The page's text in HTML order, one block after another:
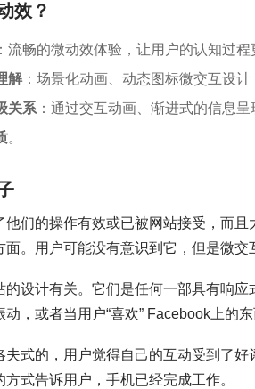
效？
：流畅的微动效体验，让用户的认知过
解：场景化动画、动态图标微交互设计
关系 ：通过交互动画、渐进式的信息呈
。
他们的操作有效或已被网站接受，而
。用户可能没有意识到它，但是微交
设计有关。它们是任何一部具有响
，或者当用户“喜欢” Facebook上的东
式的，用户觉得自己的互动受到了
式告诉用户，手机已经完成工作。